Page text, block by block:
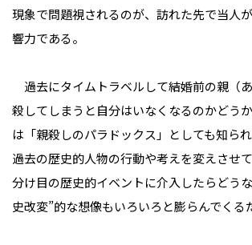
現象で問題視されるのが、訪れた先で当人
響力である。
過去にタイムトラベルして結婚前の親（
殺してしまうと自分はいなくなるのかどう
は「親殺しのパラドックス」としても知られ
過去の歴史的人物の行動や考えを変えさせ
分け目の歴史的イベントに介入したらどう
史改変”的な想像もいろいろと膨らんでくる